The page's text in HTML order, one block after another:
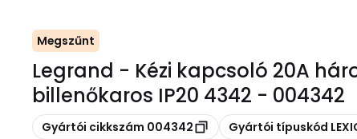
Megszűnt
Legrand - Kézi kapcsoló 20A
billenőkaros IP20 4342 - 004342
Másolás
Gyártói cikkszám 004342 Másolás
Gyártói típuskód